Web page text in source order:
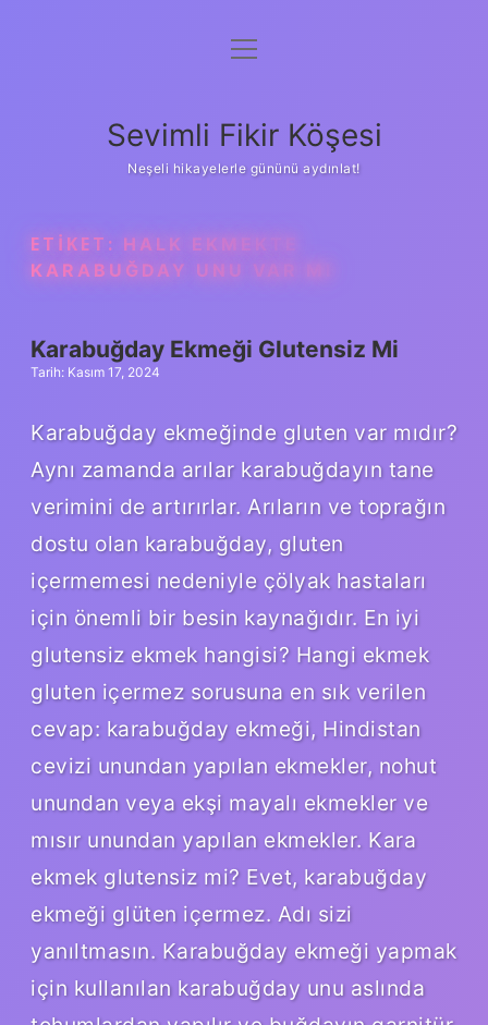
Anasayfa
Yasal Uyarı
menüyü
Sevimli Fikir Köşesi
Neşeli hikayelerle gününü aydınlat!
ETIKET: HALK EKMEKTE
KARABUĞDAY UNU VAR MI
Karabuğday Ekmeği Glutensiz Mi
Tarih: Kasım 17, 2024
Karabuğday ekmeğinde gluten var mıdır?
Aynı zamanda arılar karabuğdayın tane
verimini de artırırlar. Arıların ve toprağın
dostu olan karabuğday, gluten
içermemesi nedeniyle çölyak hastaları
için önemli bir besin kaynağıdır. En iyi
glutensiz ekmek hangisi? Hangi ekmek
gluten içermez sorusuna en sık verilen
cevap: karabuğday ekmeği, Hindistan
cevizi unundan yapılan ekmekler, nohut
unundan veya ekşi mayalı ekmekler ve
mısır unundan yapılan ekmekler. Kara
ekmek glutensiz mi? Evet, karabuğday
ekmeği glüten içermez. Adı sizi
yanıltmasın. Karabuğday ekmeği yapmak
için kullanılan karabuğday unu aslında